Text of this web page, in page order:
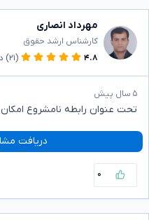
مهرداد انصاری
کارشناس ارشد حقوق
۴.۸
(۲۱)
۵ سال پیش
تحت عنوان رابطه نامشروع
دریافت
۰